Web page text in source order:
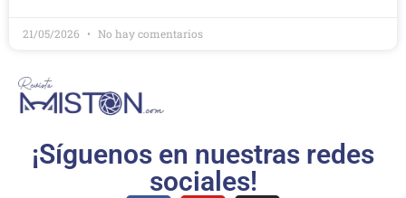
21/05/2026 No hay comentarios
¡Síguenos en nuestras redes
sociales!